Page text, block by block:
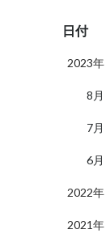
日付
2023年
8 月
7月
6月
2022年
3月
2021年